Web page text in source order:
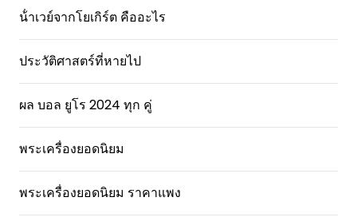
น้ําเวย์จากโยเกิร์ต คืออะไร
ประวัติศาสตร์ที่หายไป
ผล บอล ยูโร 2024 ทุก คู่
พระเครื่องยอดนิยม
พระเครื่องยอดนิยม ราคาแพง